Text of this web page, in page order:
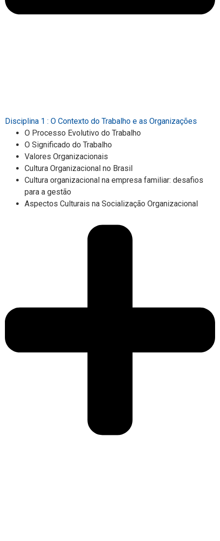
Disciplina 1 : O Contexto do Trabalho e as Organizações
O Processo Evolutivo do Trabalho
O Significado do Trabalho
Valores Organizacionais
Cultura Organizacional no Brasil
Cultura organizacional na empresa familiar: desafios
para a gestão
Aspectos Culturais na Socialização Organizacional